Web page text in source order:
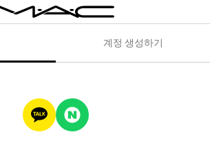
계정 생성하기